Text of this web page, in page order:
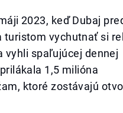
2023, keď Dubaj
vychutnať si
vyhli spaľujúcej dennej
1,5 milióna
ktoré zostávajú